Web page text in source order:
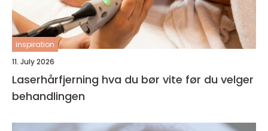
inspiration
11. July 2026
Laserhårfjerning hva du bør vite før du velger
behandlingen